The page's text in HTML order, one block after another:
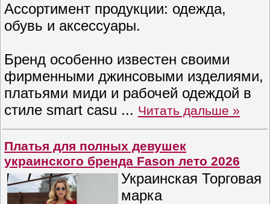
Ассортимент продукции: одежда,
обувь и аксессуары.
Бренд особенно известен своими
фирменными джинсовыми изделиями,
платьями миди и рабочей одеждой в
стиле smart casu ... Читать дальше »
Платья для полных девушек
украинского бренда Fason лето 2026
Украинская Торговая
марка